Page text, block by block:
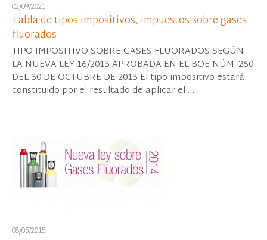
02/09/2021
Tabla de tipos impositivos, impuestos sobre gases
fluorados
TIPO IMPOSITIVO SOBRE GASES FLUORADOS SEGÚN
LA NUEVA LEY 16/2013 APROBADA EN EL BOE NÚM. 260
DEL 30 DE OCTUBRE DE 2013 El tipo impositivo estará
constituido por el resultado de aplicar el …
08/05/2015